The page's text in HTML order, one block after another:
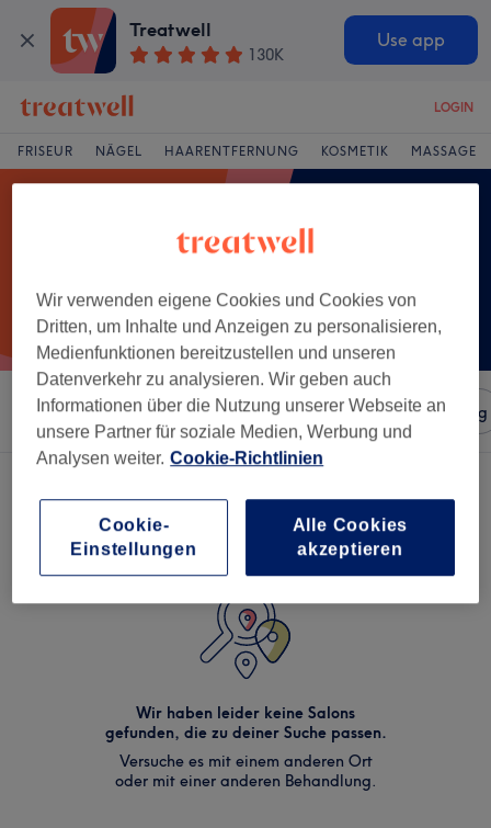
Treatwell
130K
Use app
LOGIN
FRISEUR NÄGEL HAARENTFERNUNG KOSMETIK MASSAGE
Sortieren nach Salons Expressangebote Bewertung
Wir haben leider keine Salons
gefunden, die zu deiner Suche passen.
Versuche es mit einem anderen Ort
oder mit einer anderen Behandlung.
Wir verwenden eigene Cookies und Cookies von
Dritten, um Inhalte und Anzeigen zu personalisieren,
Medienfunktionen bereitzustellen und unseren
Datenverkehr zu analysieren. Wir geben auch
Informationen über die Nutzung unserer Webseite an
unsere Partner für soziale Medien, Werbung und
Analysen weiter. Cookie-Richtlinien
Cookie-
Einstellungen
Alle Cookies
akzeptieren